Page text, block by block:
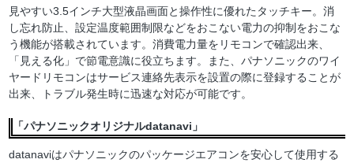
見やすい3.5インチ大型液晶画面と操作性に優れたタッチキー。消
し忘れ防止、設定温度範囲制限などをおこない電力の抑制をおこな
う機能が搭載されています。消費電力量をリモコンで確認出来、
「見える化」で節電意識に役立ちます。また、パナソニックのワイ
ヤードリモコンはサービス連絡先表示を設置の際に登録することが
出来、トラブル発生時に迅速な対応が可能です。
「パナソニックオリジナルdatanavi」
datanaviはパナソニックのパッケージエアコンを安心して使用する